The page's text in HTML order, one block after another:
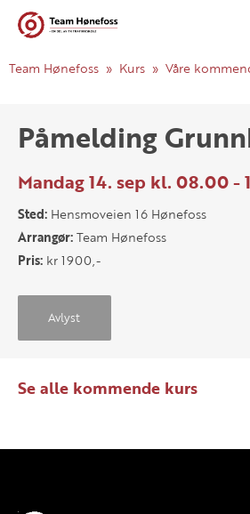
Team Hønefoss Kurs Våre
Påmelding
Mandag 14. sep kl. 08.00 -
Sted: Hensmoveien 16 Hønefoss
Arrangør:Team Hønefoss
Pris: kr 1900,-
Avlyst
Se alle kommende kurs